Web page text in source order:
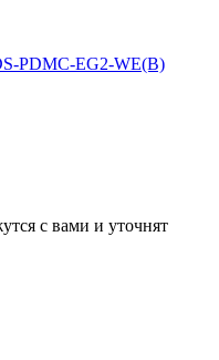
PDMC-EG2-WE(B)
с вами и уточнят